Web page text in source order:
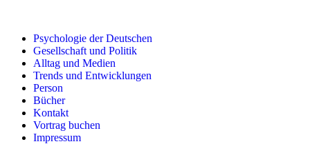
Psychologie der Deutschen
Gesellschaft und Politik
Alltag und Medien
Trends und Entwicklungen
Person
Bücher
Kontakt
Vortrag buchen
Impressum